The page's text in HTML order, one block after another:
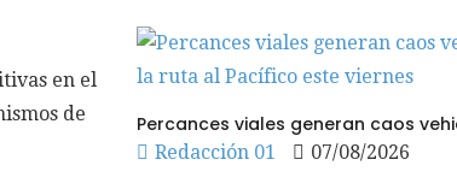
en el
de
Redacción 01 07/08/2026